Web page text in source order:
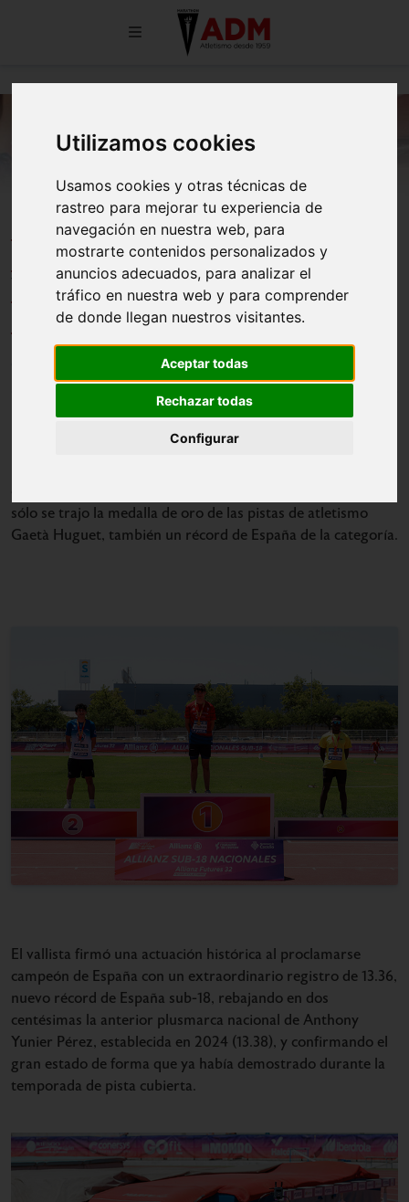
Utilizamos cookies
Usamos cookies y otras técnicas de
rastreo para mejorar tu experiencia de
navegación en nuestra web, para
mostrarte contenidos personalizados y
anuncios adecuados, para analizar el
tráfico en nuestra web y para comprender
de donde llegan nuestros visitantes.
Aceptar todas
Rechazar todas
Configurar
NICOLÁS CEBALLOS, CAMPEÓN
DE ESPAÑA DE LOS 110 METROS
VALLAS CON RÉCORD
NACIONAL SUB-18
Nicolás Ceballos conquistó el título nacional de los 110
sólo se trajo la medalla de oro de las pistas de atletismo
Gaetà Huguet, también un récord de España de la categoría.
El vallista firmó una actuación histórica al proclamarse
campeón de España con un extraordinario registro de 13.36,
nuevo récord de España sub-18, rebajando en dos
centésimas la anterior plusmarca nacional de Anthony
Yunier Pérez, establecida en 2024 (13.38), y confirmando el
gran estado de forma que ya había demostrado durante la
temporada de pista cubierta.